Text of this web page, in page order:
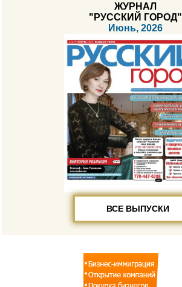
ЖУРНАЛ
"РУССКИЙ ГОРОД"
Июнь, 2026
ВСЕ ВЫПУСКИ